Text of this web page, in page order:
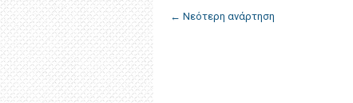
← Νεότερη ανάρτηση